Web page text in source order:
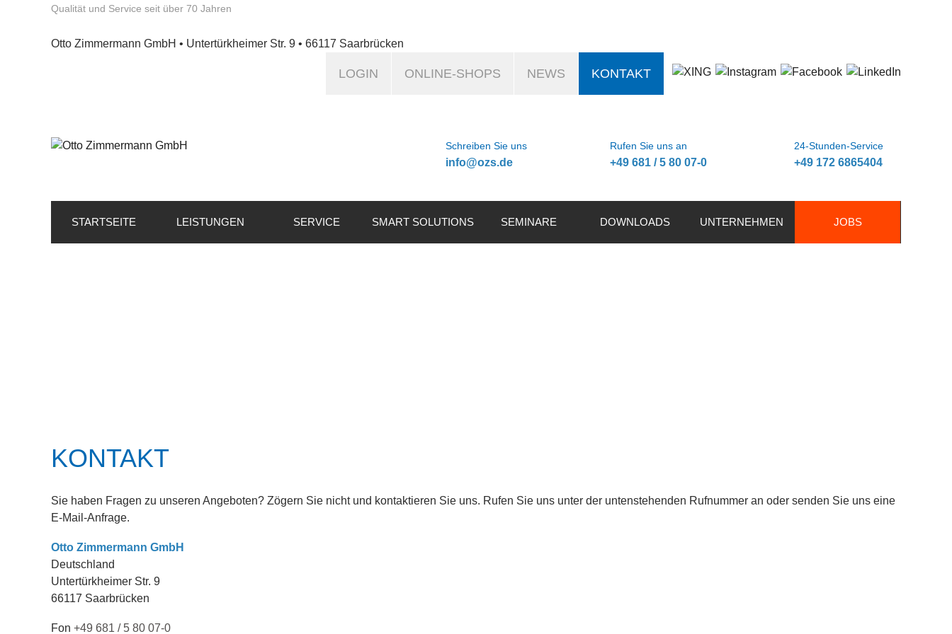
Qualität und Service seit über 70 Jahren
Otto Zimmermann GmbH • Untertürkheimer Str. 9 • 66117 Saarbrücken
LOGIN ONLINE-SHOPS NEWS KONTAKT
Schreiben Sie uns
info@ozs.de
Rufen Sie uns an
+49 681 / 5 80 07-0
24-Stunden-Service
+49 172 6865404
STARTSEITE LEISTUNGEN SERVICE SMART SOLUTIONS SEMINARE DOWNLOADS UNTERNEHMEN JOBS
KONTAKT
Sie haben Fragen zu unseren Angeboten? Zögern Sie nicht und kontaktieren Sie uns. Rufen Sie uns unter der untenstehenden Rufnummer an oder senden Sie uns eine
E-Mail-Anfrage.
Otto Zimmermann GmbH
Deutschland
Untertürkheimer Str. 9
66117 Saarbrücken
Fon +49 681 / 5 80 07-0